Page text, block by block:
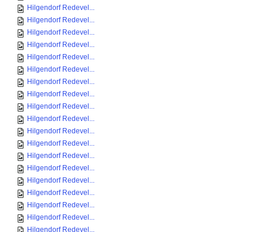
Hilgendorf Redevel...
Hilgendorf Redevel...
Hilgendorf Redevel...
Hilgendorf Redevel...
Hilgendorf Redevel...
Hilgendorf Redevel...
Hilgendorf Redevel...
Hilgendorf Redevel...
Hilgendorf Redevel...
Hilgendorf Redevel...
Hilgendorf Redevel...
Hilgendorf Redevel...
Hilgendorf Redevel...
Hilgendorf Redevel...
Hilgendorf Redevel...
Hilgendorf Redevel...
Hilgendorf Redevel...
Hilgendorf Redevel...
Hilgendorf Redevel...